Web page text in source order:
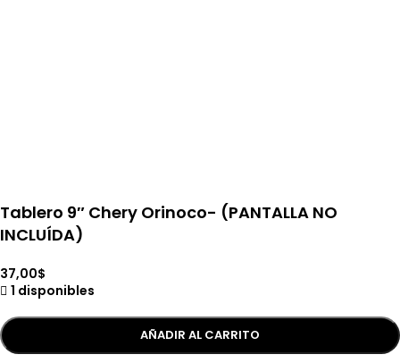
Tablero 9″ Chery Orinoco- (PANTALLA NO
INCLUÍDA)
37,00$
1 disponibles
AÑADIR AL CARRITO